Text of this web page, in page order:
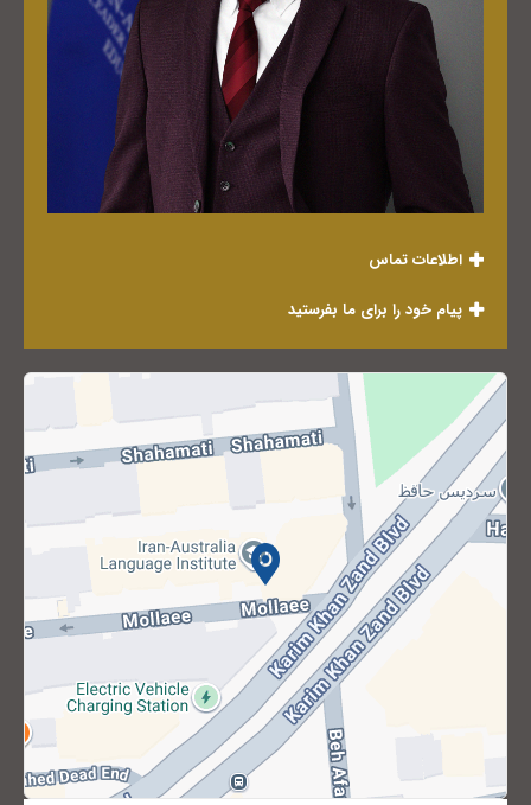
اطلاعات تماس
پیام خود را برای ما بفرستید